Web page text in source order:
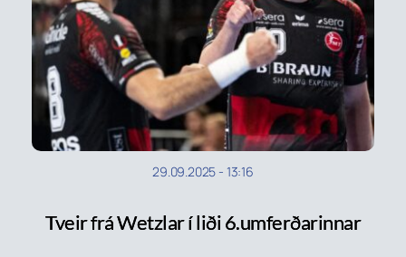
29.09.2025 - 13:16
Tveir frá Wetzlar í liði 6.umferðarinnar